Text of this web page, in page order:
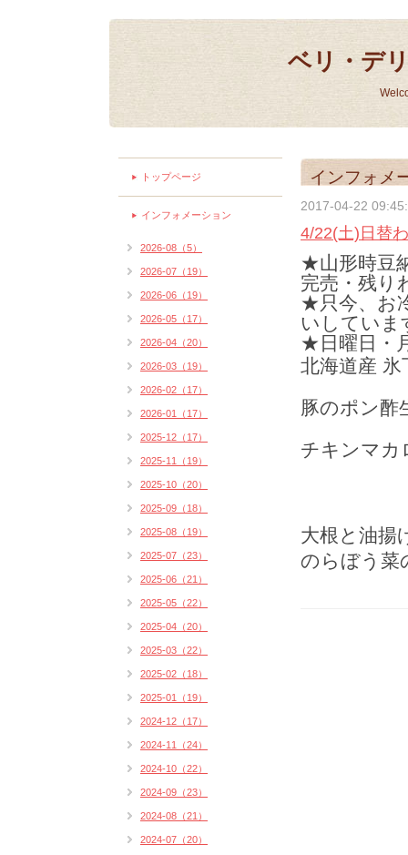
ベリ・デ
インフォメ
2017-04-22
4/22(土)日替
★山形時豆
完売・残り
★只今、お
いしていま
★日曜日・
北海道産
豚のポン酢
チキンマカ
大根 と油揚
のらぼう菜
トップページ
インフォメーション
2026-08（5）
2026-07（19）
2026-06（19）
2026-05（17）
2026-04（20）
2026-03（19）
2026-02（17）
2026-01（17）
2025-12（17）
2025-11（19）
2025-10（20）
2025-09（18）
2025-08（19）
2025-07（23）
2025-06（21）
2025-05（22）
2025-04（20）
2025-03（22）
2025-02（18）
2025-01（19）
2024-12（17）
2024-11（24）
2024-10（22）
2024-09（23）
2024-08（21）
2024-07（20）